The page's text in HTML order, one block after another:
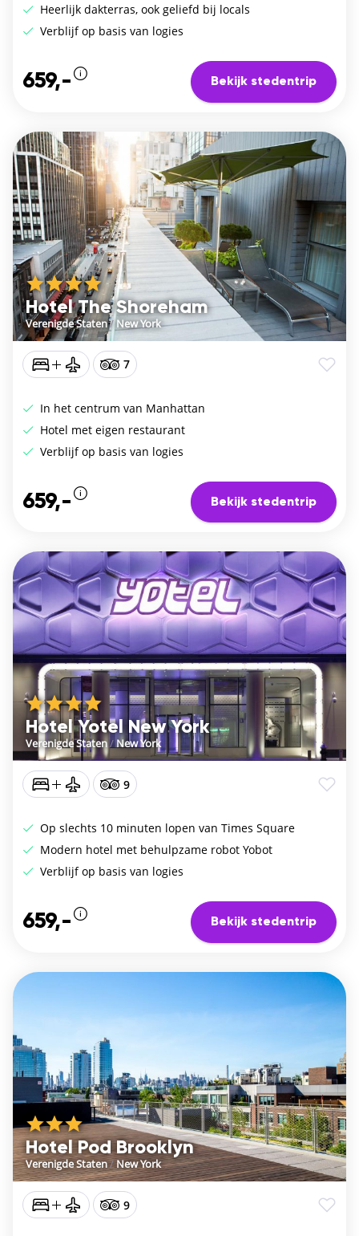
Heerlijk dakterras, ook geliefd bij locals
Verblijf op basis van logies
659,- Bekijk stedentrip
Hotel The Shoreham
Verenigde Staten/New York
7
In het centrum van Manhattan
Hotel met eigen restaurant
Verblijf op basis van logies
659,- Bekijk stedentrip
Hotel Yotel New York
Verenigde Staten/New York
9
Op slechts 10 minuten lopen van Times Square
Modern hotel met behulpzame robot Yobot
Verblijf op basis van logies
659,- Bekijk stedentrip
Hotel Pod Brooklyn
Verenigde Staten/New York
9